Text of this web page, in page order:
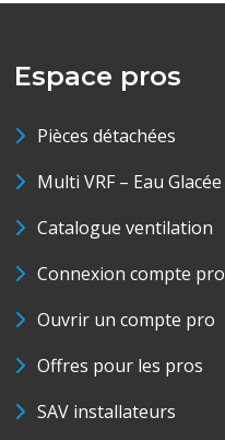
Espace pros
Pièces détachées
Multi VRF – Eau Glacée
Catalogue ventilation
Connexion compte pro
Ouvrir un compte pro
Offres pour les pros
SAV installateurs